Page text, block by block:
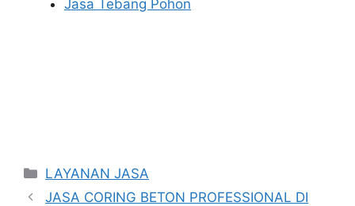
Jasa Tebang Pohon
Categories
LAYANAN JASA
JASA CORING BETON PROFESSIONAL DI